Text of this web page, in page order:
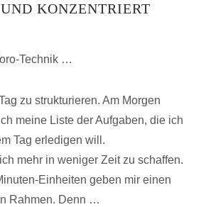
KONZENTRIERT
Technik …
zu strukturieren. Am Morgen
meine Liste der Aufgaben, die ich
Tag erledigen will.
mehr in weniger Zeit zu schaffen.
Einheiten geben mir einen
Rahmen. Denn …